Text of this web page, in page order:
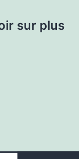
sur plus